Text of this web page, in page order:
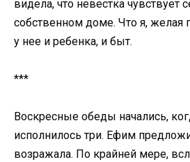
видела, что невестка чувствует
собственном доме. Что я, желая
у нее и ребенка, и быт.
***
Воскресные обеды начались,
исполнилось три. Ефим
возражала. По крайней мере,